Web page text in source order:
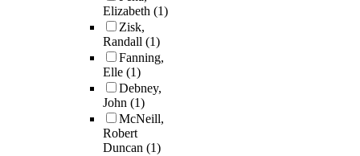
Elizabeth (1)
Zisk,
Randall (1)
Fanning,
Elle (1)
Debney,
John (1)
McNeill,
Robert
Duncan (1)